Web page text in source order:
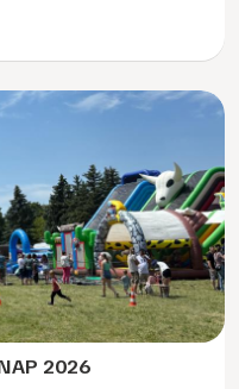
2026